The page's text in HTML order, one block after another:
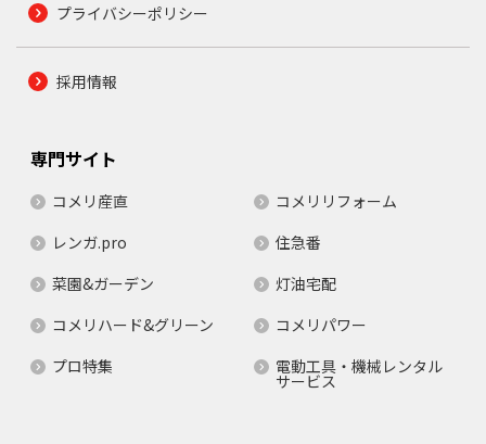
プライバシーポリシー
採用情報
専門サイト
コメリ産直
コメリリフォーム
レンガ.pro
住急番
菜園&ガーデン
灯油宅配
コメリハード&グリーン
コメリパワー
プロ特集
電動工具・機械レンタル
サービス